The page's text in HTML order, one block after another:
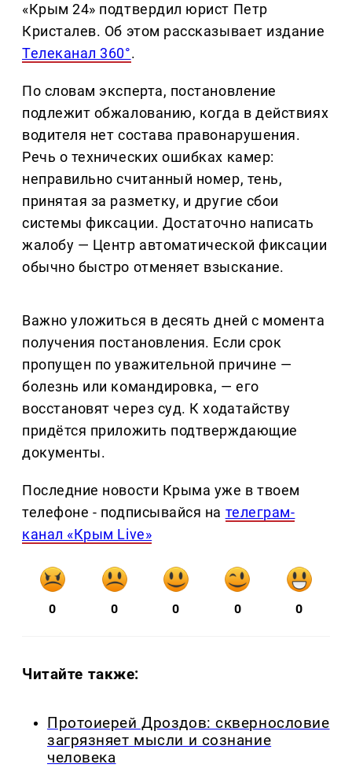
«Крым 24» подтвердил юрист Петр
Кристалев. Об этом рассказывает издание
Телеканал 360°.
По словам эксперта, постановление
подлежит обжалованию, когда в действиях
водителя нет состава правонарушения.
Речь о технических ошибках камер:
неправильно считанный номер, тень,
принятая за разметку, и другие сбои
системы фиксации. Достаточно написать
жалобу — Центр автоматической фиксации
обычно быстро отменяет взыскание.
Важно уложиться в десять дней с момента
получения постановления. Если срок
пропущен по уважительной причине —
болезнь или командировка, — его
восстановят через суд. К ходатайству
придётся приложить подтверждающие
документы.
Последние новости Крыма уже в твоем
телефоне - подписывайся на телеграм-
канал «Крым Live»
0 0 0 0 0
Читайте также:
Протоиерей Дроздов: сквернословие
загрязняет мысли и сознание
человека